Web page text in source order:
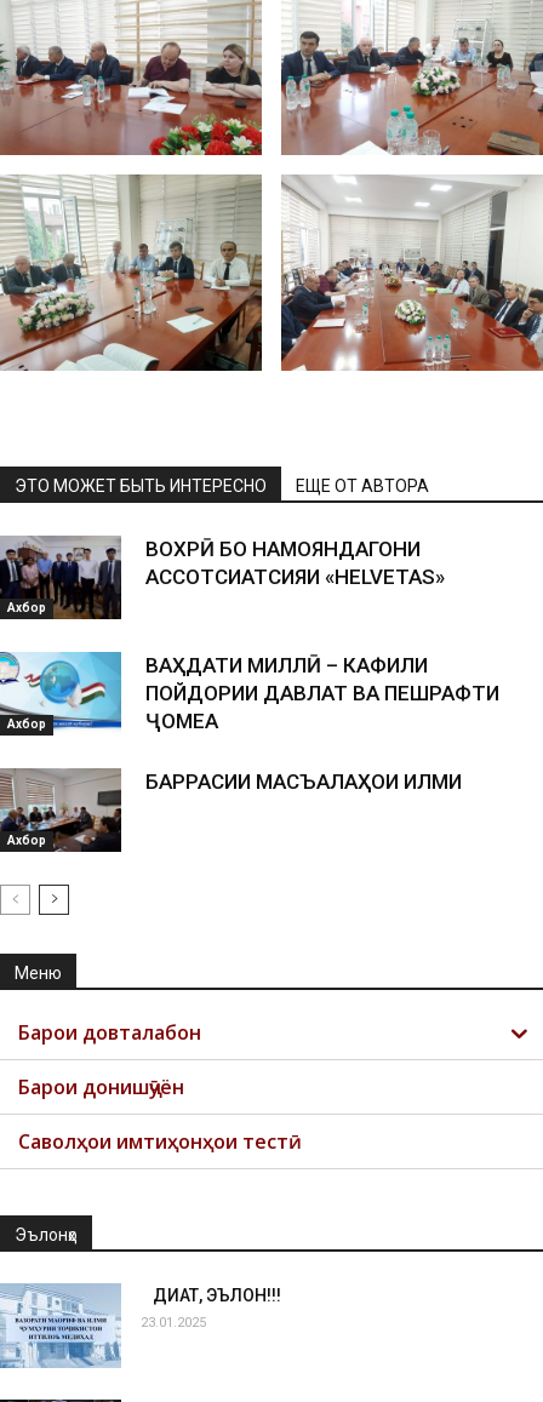
ЭТО МОЖЕТ БЫТЬ ИНТЕРЕСНО ЕЩЕ ОТ АВТОРА
Ахбор
ВОХӮРӢ БО НАМОЯНДАГОНИ
АССОТСИАТСИЯИ «HELVETAS»
Ахбор
ВАҲДАТИ МИЛЛӢ – КАФИЛИ
ПОЙДОРИИ ДАВЛАТ ВА ПЕШРАФТИ
ҶОМЕА
Ахбор
БАРРАСИИ МАСЪАЛАҲОИ ИЛМИ
Меню
Барои довталабон
Барои донишҷӯён
Саволҳои имтиҳонҳои тестӣ
Эълонҳо
ДИҚҚАТ, ЭЪЛОН!!!
23.01.2025